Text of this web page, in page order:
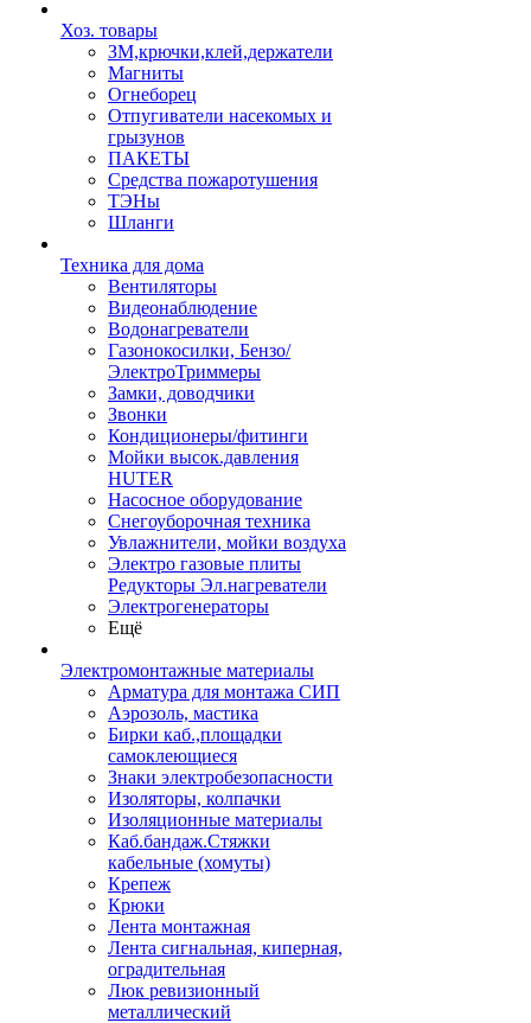
Хоз. товары
ЗМ,крючки,клей,держатели
Магниты
Огнеборец
Отпугиватели насекомых и
грызунов
ПАКЕТЫ
Средства пожаротушения
ТЭНы
Шланги
Техника для дома
Вентиляторы
Видеонаблюдение
Водонагреватели
Газонокосилки, Бензо/
ЭлектроТриммеры
Замки, доводчики
Звонки
Кондиционеры/фитинги
Мойки высок.давления
HUTER
Насосное оборудование
Снегоуборочная техника
Увлажнители, мойки воздуха
Электро газовые плиты
Редукторы Эл.нагреватели
Электрогенераторы
Ещё
Электромонтажные материалы
Арматура для монтажа СИП
Аэрозоль, мастика
Бирки каб.,площадки
самоклеющиеся
Знаки электробезопасности
Изоляторы, колпачки
Изоляционные материалы
Каб.бандаж.Стяжки
кабельные (хомуты)
Крепеж
Крюки
Лента монтажная
Лента сигнальная, киперная,
оградительная
Люк ревизионный
металлический